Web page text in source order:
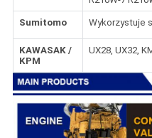
Sumitomo Wykorzystuje
KAWASAK /
KPM
UX28, UX32,